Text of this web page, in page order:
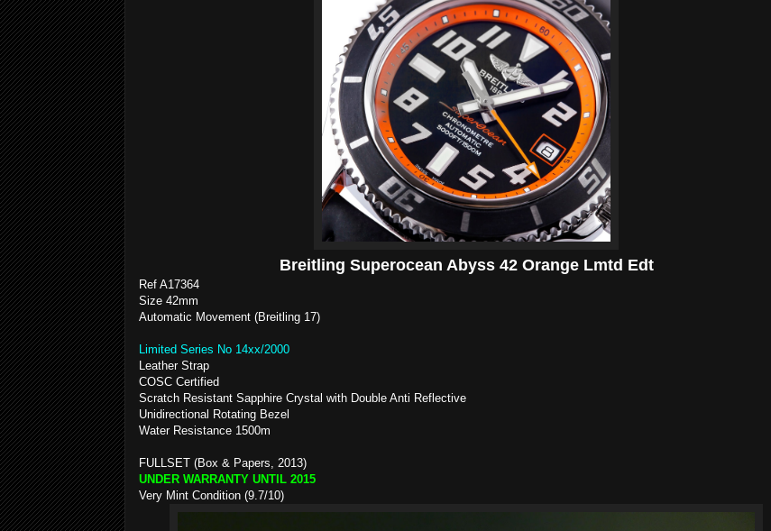
Breitling Superocean Abyss 42 Orange Lmtd Edt
Ref A17364
Size 42mm
Automatic Movement (Breitling 17)
Limited Series No 14xx/2000
Leather Strap
COSC Certified
Scratch Resistant Sapphire Crystal with Double Anti Reflective
Unidirectional Rotating Bezel
Water Resistance 1500m
FULLSET (Box & Papers, 2013)
UNDER WARRANTY UNTIL 2015
Very Mint Condition (9.7/10)